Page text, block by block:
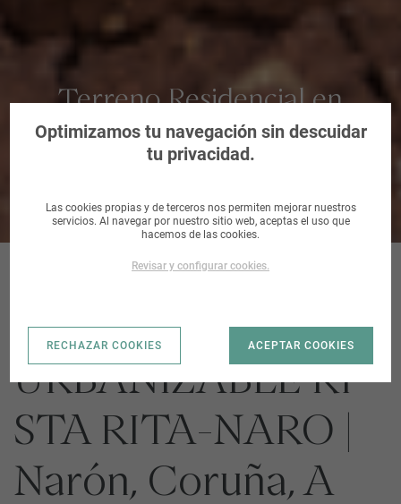
Terreno Residencial en
Narón, Coruña, A
SECTOR
URBANIZABLE R1
STA RITA-NARO |
Narón, Coruña, A
Optimizamos tu navegación sin descuidar
tu privacidad.
Las cookies propias y de terceros nos permiten mejorar nuestros
servicios. Al navegar por nuestro sitio web, aceptas el uso que
hacemos de las cookies.
Revisar y configurar cookies.
RECHAZAR COOKIES ACEPTAR COOKIES